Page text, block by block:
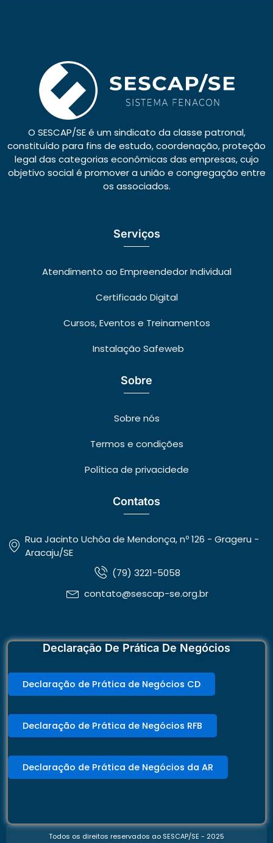
O SESCAP/SE é um sindicato da classe patronal,
constituído para fins de estudo, coordenação, proteção
legal das categorias econômicas das empresas, cujo
objetivo social é promover a união e congregação entre
os associados.
Serviços
Atendimento ao Empreendedor Individual
Certificado Digital
Cursos, Eventos e Treinamentos
Instalação Safeweb
Sobre
Sobre nós
Termos e condições
Política de privacidede
Contatos
Rua Jacinto Uchôa de Mendonça, nº 126 - Grageru -
Aracaju/SE
(79) 3221-5058
contato@sescap-se.org.br
Declaração De Prática De Negócios
Declaração de Prática de Negócios CD
Declaração de Prática de Negócios RFB
Declaração de Prática de Negócios da AR
Todos os direitos reservados ao SESCAP/SE - 2025